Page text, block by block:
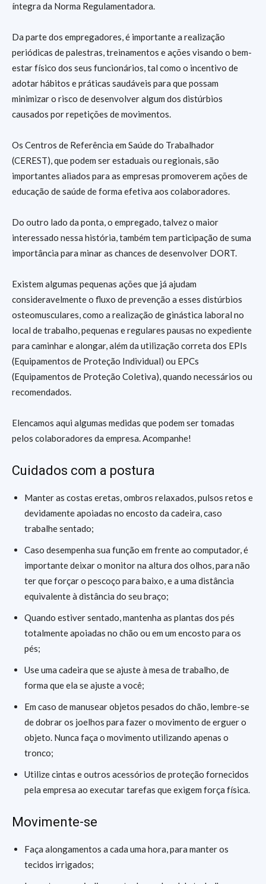
íntegra da Norma Regulamentadora.
Da parte dos empregadores, é importante a realização
periódicas de palestras, treinamentos e ações visando o bem-
estar físico dos seus funcionários, tal como o incentivo de
adotar hábitos e práticas saudáveis para que possam
minimizar o risco de desenvolver algum dos distúrbios
causados por repetições de movimentos.
Os Centros de Referência em Saúde do Trabalhador
(CEREST), que podem ser estaduais ou regionais, são
importantes aliados para as empresas promoverem ações de
educação de saúde de forma efetiva aos colaboradores.
Do outro lado da ponta, o empregado, talvez o maior
interessado nessa história, também tem participação de suma
importância para minar as chances de desenvolver DORT.
Existem algumas pequenas ações que já ajudam
consideravelmente o fluxo de prevenção a esses distúrbios
osteomusculares, como a realização de ginástica laboral no
local de trabalho, pequenas e regulares pausas no expediente
para caminhar e alongar, além da utilização correta dos EPIs
(Equipamentos de Proteção Individual) ou EPCs
(Equipamentos de Proteção Coletiva), quando necessários ou
recomendados.
Elencamos aqui algumas medidas que podem ser tomadas
pelos colaboradores da empresa. Acompanhe!
Cuidados com a postura
Manter as costas eretas, ombros relaxados, pulsos retos e
devidamente apoiadas no encosto da cadeira, caso
trabalhe sentado;
Caso desempenha sua função em frente ao computador, é
importante deixar o monitor na altura dos olhos, para não
ter que forçar o pescoço para baixo, e a uma distância
equivalente à distância do seu braço;
Quando estiver sentado, mantenha as plantas dos pés
totalmente apoiadas no chão ou em um encosto para os
pés;
Use uma cadeira que se ajuste à mesa de trabalho, de
forma que ela se ajuste a você;
Em caso de manusear objetos pesados do chão, lembre-se
de dobrar os joelhos para fazer o movimento de erguer o
objeto. Nunca faça o movimento utilizando apenas o
tronco;
Utilize cintas e outros acessórios de proteção fornecidos
pela empresa ao executar tarefas que exigem força física.
Movimente-se
Faça alongamentos a cada uma hora, para manter os
tecidos irrigados;